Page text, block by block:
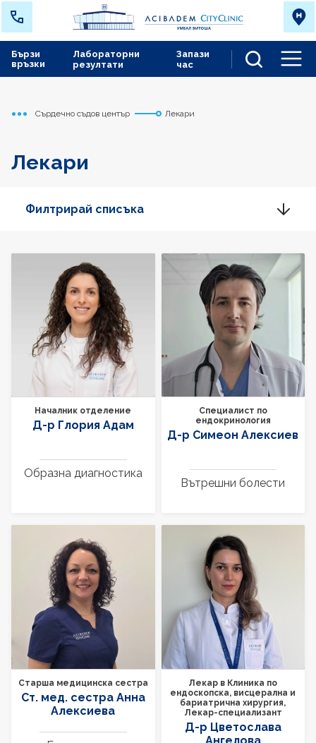
Лабораторни
резултати
Запази
час
Бързи
връзки
Начало
Сърдечно съдов център Лекари
Лекари
Филтрирай списъка
Началник отделение
Д-р Глория Адам
Образна диагностика
Специалист по
ендокринология
Д-р Симеон Алексиев
Вътрешни болести
Старша медицинска сестра
Ст. мед. сестра Анна
Алексиева
Лекар в Клиника по
ендоскопска, висцерална и
бариатрична хирургия,
Лекар-специализант
Д-р Цветослава
Ангелова